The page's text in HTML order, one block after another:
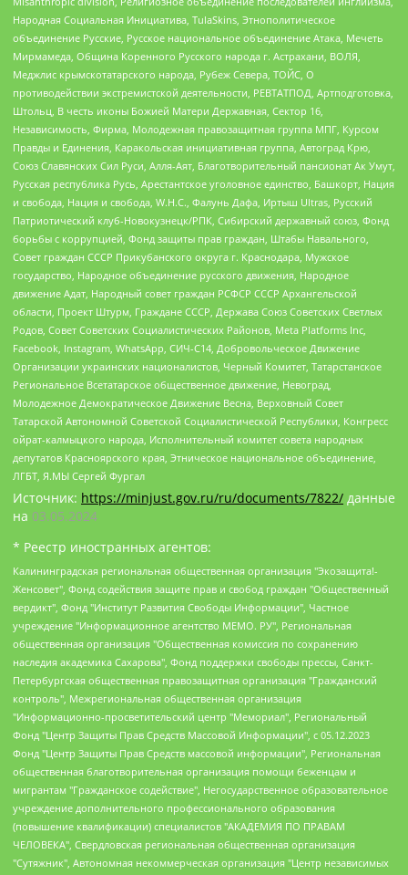
Народная Социальная Инициатива, TulaSkins, Этнополитическое
объединение Русские, Русское национальное объединение Атака, Мечеть
Мирмамеда, Община Коренного Русского народа г. Астрахани, ВОЛЯ,
Меджлис крымскотатарского народа, Рубеж Севера, ТОЙС, О
противодействии экстремистской деятельности, РЕВТАТПОД, Артподготовка,
Штольц, В честь иконы Божией Матери Державная, Сектор 16,
Независимость, Фирма, Молодежная правозащитная группа МПГ, Курсом
Правды и Единения, Каракольская инициативная группа, Автоград Крю,
Союз Славянских Сил Руси, Алля-Аят, Благотворительный пансионат Ак Умут,
Русская республика Русь, Арестантское уголовное единство, Башкорт, Нация
и свобода, Нация и свобода, W.H.С., Фалунь Дафа, Иртыш Ultras, Русский
Патриотический клуб-Новокузнецк/РПК, Сибирский державный союз, Фонд
борьбы с коррупцией, Фонд защиты прав граждан, Штабы Навального,
Совет граждан СССР Прикубанского округа г. Краснодара, Мужское
государство, Народное объединение русского движения, Народное
движение Адат, Народный совет граждан РСФСР СССР Архангельской
области, Проект Штурм, Граждане СССР, Держава Союз Советских Светлых
Родов, Совет Советских Социалистических Районов, Meta Platforms Inc,
Facebook, Instagram, WhatsApp, СИЧ-С14, Добровольческое Движение
Организации украинских националистов, Черный Комитет, Татарстанское
Региональное Всетатарское общественное движение, Невоград,
Молодежное Демократическое Движение Весна, Верховный Совет
Татарской Автономной Советской Социалистической Республики, Конгресс
ойрат-калмыцкого народа, Исполнительный комитет совета народных
депутатов Красноярского края, Этническое национальное объединение,
ЛГБТ, Я.МЫ Сергей Фургал
Источник: https://minjust.gov.ru/ru/documents/7822/ данные
на 03.05.2024
* Реестр иностранных агентов:
Калининградская региональная общественная организация "Экозащита!-Женсовет", Фонд содействия защите прав и свобод граждан "Общественный вердикт", Фонд "Институт Развития Свободы Информации", Частное учреждение "Информационное агентство МЕМО. РУ", Региональная общественная организация "Общественная комиссия по сохранению наследия академика Сахарова", Фонд поддержки свободы прессы, Санкт-Петербургская общественная правозащитная организация "Гражданский контроль", Межрегиональная общественная организация "Информационно-просветительский центр "Мемориал", Региональный Фонд "Центр Защиты Прав Средств Массовой Информации", с 05.12.2023 Фонд "Центр Защиты Прав Средств массовой информации", Региональная общественная благотворительная организация помощи беженцам и мигрантам "Гражданское содействие", Негосударственное образовательное учреждение дополнительного профессионального образования (повышение квалификации) специалистов "АКАДЕМИЯ ПО ПРАВАМ ЧЕЛОВЕКА", Свердловская региональная общественная организация "Сутяжник", Автономная некоммерческая организация "Центр независимых социологических исследований", Союз общественных объединений "Российский исследовательский центр по правам человека", Региональное общественное учреждение научно-информационный центр "МЕМОРИАЛ", Некоммерческая организация "Фонд защиты гласности", Автономная некоммерческая организация "Институт прав человека", Городская общественная организация "Екатеринбургское общество "МЕМОРИАЛ", Городская общественная организация "Рязанское историко-просветительское и правозащитное общество "Мемориал" (Рязанский Мемориал), Челябинский региональный орган общественной самодеятельности – женское общественное объединение "Женщины Евразии", Челябинский региональный орган общественной самодеятельности "Уральская правозащитная группа", Фонд содействия защите здоровья и социальной справедливости имени Андрея Рылькова, Автономная Некоммерческая Организация "Аналитический Центр Юрия Левады", Автономная некоммерческая организация социальной поддержки населения "Проект Апрель", Региональная общественная организация помощи женщинам и детям, находящимся в кризисной ситуации "Информационно-методический центр "Анна", Фонд содействия развитию массовых коммуникаций и правовому просвещению "Так-так-Так", Фонд содействия устойчивому развитию "Серебряная тайга", Свердловский региональный общественный фонд социальных проектов "Новое время", "Idel.Реалии", Кавказ.Реалии, Крым.Реалии, Телеканал Настоящее Время, Татаро-башкирская служба Радио Свобода (Azatliq Radiosi), Радио Свободная Европа/Радио Свобода (PCE/PC), "Сибирь.Реалии", "Фактограф", Благотворительный фонд помощи осужденным и их семьям, Автономная некоммерческая организация "Институт глобализации и социальных движений", Фонд "В защиту прав заключенных", Частное учреждение "Центр поддержки и содействия развитию средств массовой информации", Пензенский региональный общественный благотворительный фонд "Гражданский союз", "Север.Реалии", Некоммерческая организация Фонд "Правовая инициатива", Общество с ограниченной ответственностью "Радио Свободная Европа/Радио Свобода", Чешское информационное агентство "MEDIUM-ORIENT", Красноярская региональная общественная организация "Мы против СПИДа", Камалягин Денис Николаевич, Маркелов Сергей Евгеньевич, Пономарев Лев Александрович, Савицкая Людмила Алексеевна, Автономная некоммерческая организация "Центр по работе с проблемой насилия "НАСИЛИЮ.НЕТ", Межрегиональный профессиональный союз работников здравоохранения "Альянс врачей", Юридическое лицо, зарегистрированное в Латвийской Республике, SIA "Medusa Project" (регистрационный номер 40103797863, дата регистрации 10.06.2014), Некоммерческая организация "Фонд по борьбе с коррупцией", Автономная некоммерческая организация "Институт права и публичной политики", Баданин Роман Сергеевич, Гликин Максим Александрович, Железнова Мария Михайловна, Лукьянова Юлия Сергеевна, Маетная Елизавета Витальевна, Маняхин Петр Борисович, Чуракова Ольга Владимировна, Ярош Юлия Петровна, Юридическое лицо "The Insider SIA", зарегистрированное в Риге, Латвийская Республика (дата регистрации 26.06.2015), являющееся администратором доменного имени интернет-издания "The Insider SIA", https://theins.ru, Постернак Алексей Евгеньевич, Рубин Михаил Аркадьевич, Анин Роман Александрович, Юридическое лицо Istories fonds, зарегистрированное в Латвийской Республике (регистрационный номер 50008295751, дата регистрации 24.02.2020), Великовский Дмитрий Александрович, Долинина Ирина Николаевна, Мароховская Алеся Алексеевна, Шлейнов Роман Юрьевич, Шмагун Олеся Валентиновна, Общество с ограниченной ответственностью "Альтаир 2021", Общество с ограниченной ответственностью "Вега 2021", Общество с ограниченной ответственностью "Главный редактор 2021", Общество с ограниченной ответственностью "Ромашки монолит", Важенков Артем Валерьевич, Ивановская областная общественная организация "Центр гендерных исследований", Гурман Юрий Альбертович, Медиапроект "ОВД-Инфо", Егоров Владимир Владимирович, Жилинский Владимир Александрович, Общество с ограниченной ответственностью "ЗП", Иванова София Юрьевна, Карезина Инна Павловна, Кильтау Екатерина Викторовна, Петров Алексей Викторович, Пискунов Сергей Евгеньевич, Смирнов Сергей Сергеевич, Тихонов Михаил Сергеевич, Общество с ограниченной ответственностью "ЖУРНАЛИСТ-ИНОСТРАННЫЙ АГЕНТ", Арапова Галина Юрьевна, Вольтская Татьяна Анатольевна, Американская компания "Mason G.E.S. Anonymous Foundation" (США), являющаяся владельцем интернет-издания https://mnews.world/, Компания "Stichting Bellingcat", зарегистрированная в Нидерландах (дата регистрации 11.07.2018), Захаров Андрей Вячеславович, Клепиковская Екатерина Дмитриевна, Общество с ограниченной ответственностью "МЕМО", Перл Роман Александрович, Симонов Евгений Алексеевич, Соловьева Елена Анатольевна, Сотников Даниил Владимирович, Сурначева Елизавета Дмитриевна, Автономная некоммерческая организация по защите прав человека и информированию населения "Якутия – Наше Мнение", Общество с ограниченной ответственностью "Москоу диджитал медиа", с 26.01.2023 Общество с ограниченной ответственностью "Чайка Белые сады", Ветошкина Валерия Валерьевна, Заговора Максим Александрович, Межрегиональное общественное движение "Российская ЛГБТ - сеть", Оленичев Максим Владимирович, Павлов Иван Юрьевич, Скворцова Елена Сергеевна, Общество с ограниченной ответственностью "Как бы инагент", Кочетков Игорь Викторович, Общество с ограниченной ответственностью "Честные выборы", Еланчик Олег Александрович, Общество с ограниченной ответственностью "Нобелевский призыв", Гималова Регина Эмилевна, Григорьев Андрей Валерьевич, Григорьева Алина Александровна, Ассоциация по содействию защите прав призывников, альтернативнослужащих и военнослужащих "Правозащитная группа "Гражданин.Армия.Право", Хисамова Регина Фаритовна, Автономная некоммерческая организация по реализации социально-правовых программ "Лилит", Дальневосточное общественное движение "Маяк", Санкт-Петербургская ЛГБТ-инициативная группа "Выход", Инициативная группа ЛГБТ+ "Реверс", Алексеев Андрей Викторович, Бекбулатова Таисия Львовна, Беляев Иван Михайлович, Владыкина Елена Сергеевна, Гельман Марат Александрович, Никульшина Вероника Юрьевна, Толоконникова Надежда Андреевна, Шендерович Виктор Анатольевич, Общество с ограниченной ответственностью "Данное сообщение", Общество с ограниченной ответственностью Издательский дом "Новая глава", Айнбиндер Александра Александровна, Московский комьюнити-центр для ЛГБТ+инициатив, Благотворительный фонд развития филантропии, Deutsche Welle (Германия, Kurt-Schumacher-Strasse 3, 53113 Bonn), Борзунова Мария Михайловна, Воробьев Виктор Викторович, Голубева Анна Львовна, Константинова Алла Михайловна, Малкова Ирина Владимировна, Мурадов Мурад Абдулгалимович, Осетинская Елизавета Николаевна, Понасенков Евгений Николаевич, Ганапольский Матвей Юрьевич, Киселев Евгений Алексеевич, Борухович Ирина Григорьевна, Дремин Иван Тимофеевич, Дубровский Дмитрий Викторович, Красноярская региональная общественная организация поддержки и развития альтернативных образовательных технологий и межкультурных коммуникаций "ИНТЕРРА", Маяковская Екатерина Алексеевна, Фейгин Марк Захарович, Филимонов Андрей Викторович, Дзугкоева Регина Николаевна, Доброхотов Роман Александрович, Дудь Юрий Александрович, Елкин Сергей Владимирович, Кругликов Кирилл Игоревич, Сабунаева Мария Леонидовна, Семенов Алексей Владимирович, Шаинян Карен Багратович, Шульман Екатерина Михайловна, Асафьев Артур Валерьевич, Вахштайн Виктор Семенович, Венедиктов Алексей Алексеевич, Лушникова Екатерина Евгеньевна, Волков Леонид Михайлович, Невзоров Александр Глебович, Пархоменко Сергей Борисович, Сироткин Ярослав Николаевич, Кара-Мурза Владимир Владимирович, Баранова Наталья Владимировна, Гозман Леонид Яковлевич, Кагарлицкий Борис Юльевич, Климарев Михаил Валерьевич, Милов Владимир Станиславович, Автономная некоммерческая организация Краснодарский центр современного искусства "Типография", Моргенштерн Алишер Тагирович, Соболь Любовь Эдуардовна, Общество с ограниченной ответственностью "ЛИЗА НОРМ", Каспаров Гарри Кимович, Ходорковский Михаил Борисович, Общество с ограниченной ответственностью "Апрельские тезисы", Данилович Ирина Брониславовна, Кашин Олег Владимирович, Петров Николай Владимирович, Пивоваров Алексей Владимирович, Соколов Михаил Владимирович, Цветкова Юлия Владимировна, Чичваркин Евгений Александрович, Комитет против пыток/Команда против пыток, Общество с ограниченной ответственностью "Первый научный", Общество с ограниченной ответственностью "Вертолет и ко", Белоцерковская Вероника Борисовна, Кац Максим Евгеньевич, Лазарева Татьяна Юрьевна, Шаведдинов Руслан Табризович, Яшин Илья Валерьевич, Общество с ограниченной ответственностью "Иноагент ААВ", Алешковский Дмитрий Петрович, Альбац Евгения Марковна, Быков Дмитрий Львович, Галямина Юлия Евгеньевна, Лойко Сергей Леонидович, Мартынов Кирилл Константинович, Медведев Сергей Александрович, Крашенинников Федор Геннадиевич, Гордеева Катерина Вл